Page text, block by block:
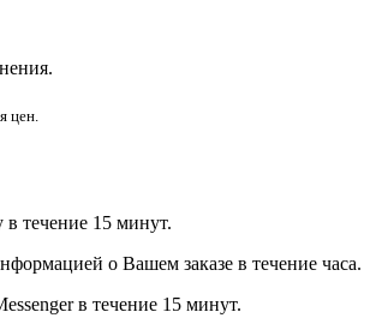
цен.
течение 15 минут.
о Вашем заказе в течение часа.
в течение 15 минут.